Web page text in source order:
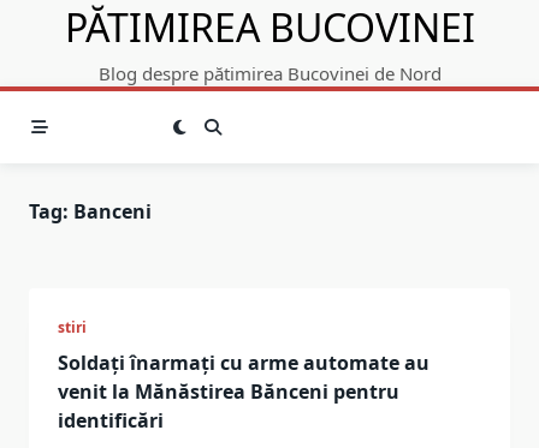
PĂTIMIREA BUCOVINEI
Blog despre pătimirea Bucovinei de Nord
Tag: Banceni
stiri
Soldați înarmați cu arme automate au
venit la Mănăstirea Bănceni pentru
identificări